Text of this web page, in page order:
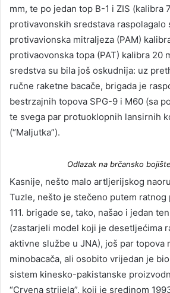
mm, te po jedan top B-1 i ZIS (kalibra
protivavonskih sredstava raspolagalo
protivavionska mitraljeza (PAM)
protivaovonska topa (PAT) kalibra 20
sredstva su bila još oskudnija: uz
ručne raketne bacače, brigada je
bestrzajnih topova SPG-9 i M60 (sa
te svega par protuoklopnih lansirnih
(“Maljutka”).
Odlazak na brčansko
Kasnije, nešto malo artljerijskog
Tuzle, nešto je stečeno putem
111. brigade se, tako, našao i jedan
(zastarjeli model koji je desetljećima
aktivne službe u JNA), još par topova
minobacača, ali osobito vrijedan je
sistem kinesko-pakistanske
“Crvena strijela”, koji je sredinom